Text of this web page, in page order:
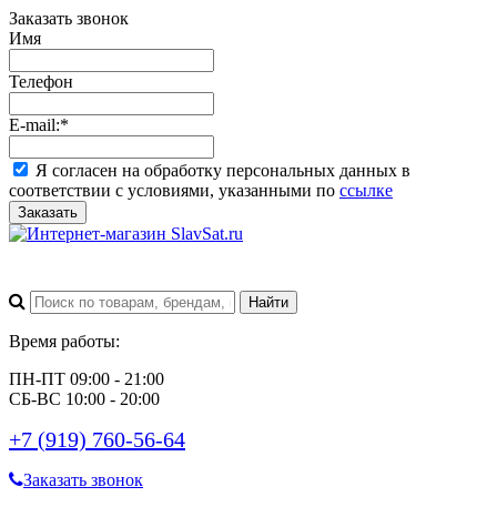
Заказать звонок
Имя
Телефон
E-mail:*
Я согласен на обработку персональных данных в
соответствии с условиями, указанными по ссылке
Заказать
Время работы:
ПН-ПТ 09:00 - 21:00
СБ-ВС 10:00 - 20:00
+7 (919) 760-56-64
Заказать звонок